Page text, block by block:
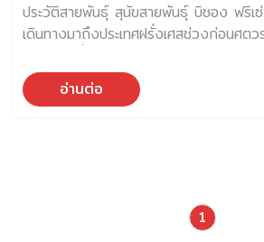
ประวัติสายพันธุ์ สุนัขสายพันธุ์ บิชอง ฟริเ
เดินทางมาถึงประเทศฝรั่งเศสช่วงก่อนศ
เชื่อส่วนใหญ่ได้กล่าวไว้ว่าบิชอง ฟริเซ่ ถือ
พันธุ์บาร์เบท (Barbet) ซึ่งเป็นสุนัขขนาดก
คือสุนัขสายพันธุ์นี้ได้รับความนิยมในยุโรปใน
ชอง ฟริเซ่ได้รับความนิยมจากกลุ่มชนชั้น
อ่านต่อ
1